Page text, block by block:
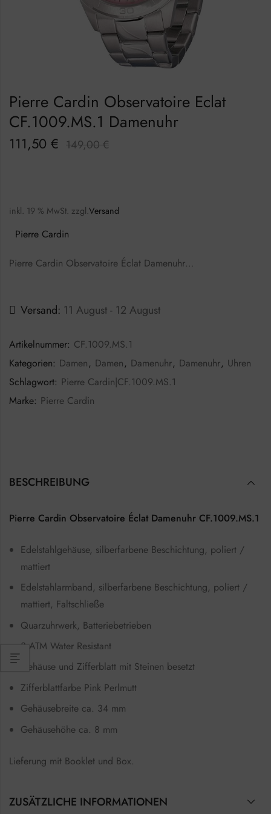
Pierre Cardin Observatoire Eclat
CF.1009.MS.1 Damenuhr
111,50 € 149,00€
inkl. 19 % MwSt. zzgl.Versand
Pierre Cardin
Pierre Cardin Observatoire Éclat Damenuhr…
Versand: 11 August - 12 August
Artikelnummer: CF.1009.MS.1
Kategorien: Damen, Damen, Damenuhr, Damenuhr, Uhren
Schlagwort: Pierre Cardin|CF.1009.MS.1
Marke: Pierre Cardin
BESCHREIBUNG
Pierre Cardin Observatoire Éclat Damenuhr CF.1009.MS.1
Edelstahlgehäuse, silberfarbene Beschichtung, poliert /
mattiert
Edelstahlarmband, silberfarbene Beschichtung, poliert /
mattiert, Faltschließe
Quarzuhrwerk, Batteriebetrieben
3 ATM Water Resistant
Gehäuse und Zifferblatt mit Steinen besetzt
Zifferblattfarbe Pink Perlmutt
Gehäusebreite ca. 34 mm
Gehäusehöhe ca. 8 mm
Lieferung mit Booklet und Box.
ZUSÄTZLICHE INFORMATIONEN